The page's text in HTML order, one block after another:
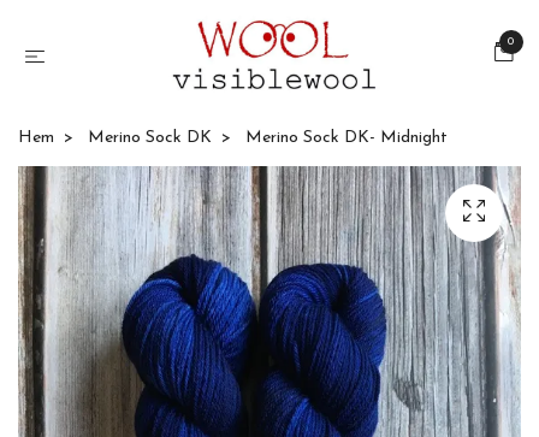
0
Hem Merino Sock DK Merino Sock DK- Midnight